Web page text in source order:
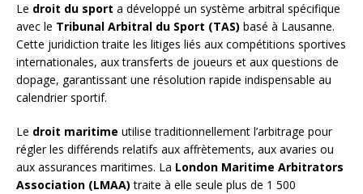
Le droit du sport a développé un système arbitral spécifique
avec le Tribunal Arbitral du Sport (TAS) basé à Lausanne.
Cette juridiction traite les litiges liés aux compétitions sportives
internationales, aux transferts de joueurs et aux questions de
dopage, garantissant une résolution rapide indispensable au
calendrier sportif.
Le droit maritime utilise traditionnellement l’arbitrage pour
régler les différends relatifs aux affrètements, aux avaries ou
aux assurances maritimes. La London Maritime Arbitrators
Association (LMAA) traite à elle seule plus de 1 500